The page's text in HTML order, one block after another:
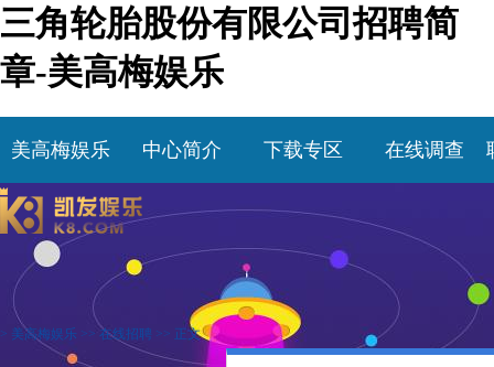
三角轮胎股份有限公司招聘简
章-美高梅娱乐
美高梅娱乐 中心简介 下载专区 在线调查
> 美高梅娱乐 >> 在线招聘 >> 正文